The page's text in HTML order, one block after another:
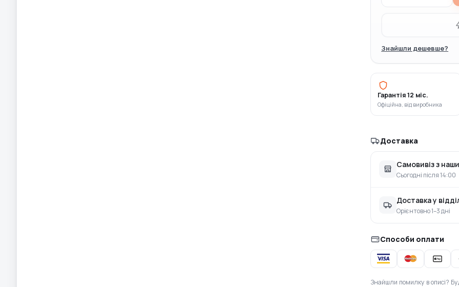
Знайшли дешевше?
Гарантія 12 міс.
Офіційна, від виробника
Доставка
Самовивіз з
Сьогодні після 14:00
Доставка у
Орієнтовно 1–3 дні
Способи оплати
Знайшли помилку в описі?